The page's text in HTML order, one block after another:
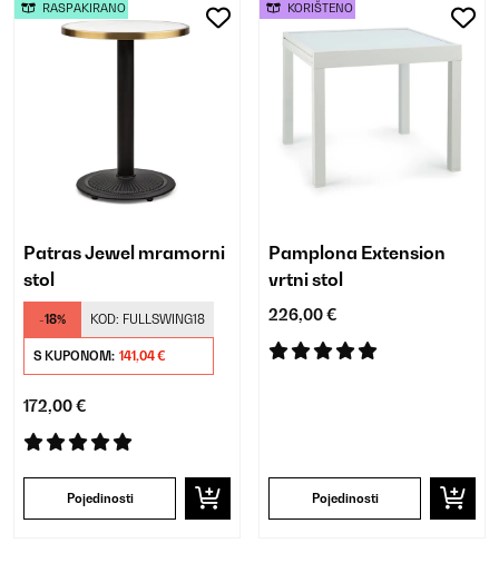
Patras Jewel mramorni
stol
-18% KOD: FULLSWING18
S KUPONOM: 141,04 €
172,00 €
Pojedinosti
RASPAKIRANO
Pamplona Extension
vrtni stol
226,00 €
Pojedinosti
KORIŠTENO